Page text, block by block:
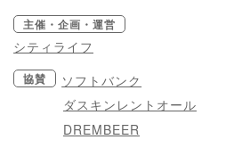
主催・企画・運営
シティライフ
協賛
ソフトバンク
ダスキンレントオール
DREMBEER